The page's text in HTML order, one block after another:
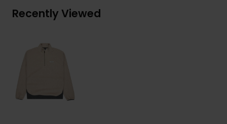
Recently Viewed